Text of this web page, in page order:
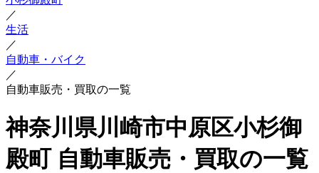
／
生活
／
自動車・バイク
／
自動車販売・買取の一覧
神奈川県川崎市中原区小杉御
殿町 自動車販売・買取の一覧